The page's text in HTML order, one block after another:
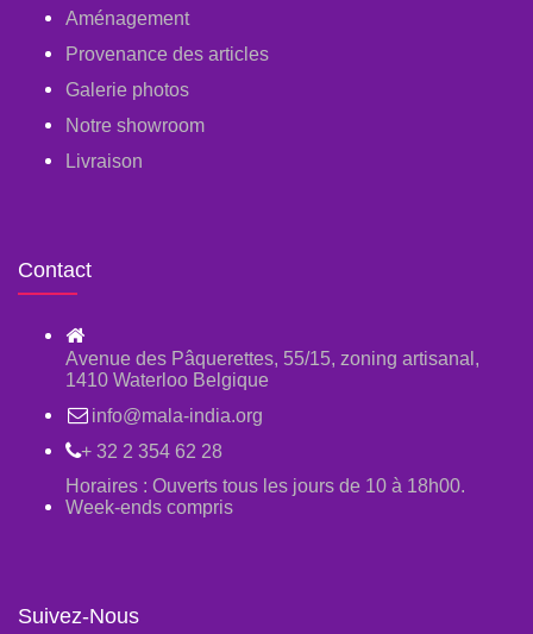
Aménagement
Provenance des articles
Galerie photos
Notre showroom
Livraison
Contact
Avenue des Pâquerettes, 55/15, zoning artisanal,
1410 Waterloo Belgique
info@mala-india.org
+ 32 2 354 62 28
Horaires : Ouverts tous les jours de 10 à 18h00.
Week-ends compris
Suivez-Nous